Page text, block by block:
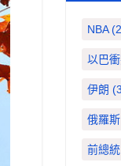
NBA
以巴
伊朗
俄羅斯
前總統